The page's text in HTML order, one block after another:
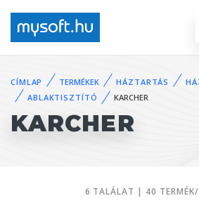
CÍMLAP TERMÉKEK HÁZTARTÁS
ABLAKTISZTÍTÓ
KARCHER
KARCHER
6 TALÁLAT | 40